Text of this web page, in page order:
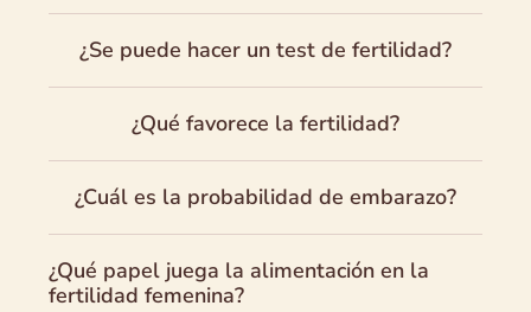
¿Se puede hacer un test de fertilidad?
¿Qué favorece la fertilidad?
¿Cuál es la probabilidad de embarazo?
¿Qué papel juega la alimentación en la
fertilidad femenina?